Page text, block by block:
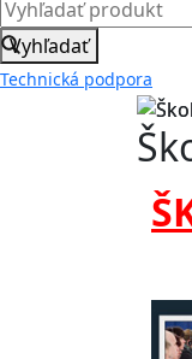
Vyhľadať
Technická podpora